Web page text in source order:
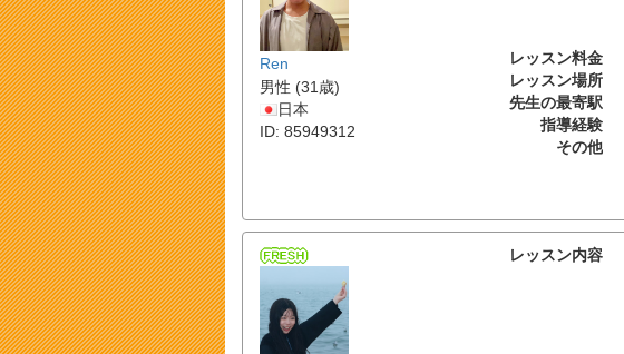
Ren
男性 (31歳)
日本
ID: 85949312
レッスン料金
レッスン場所
先生の最寄駅
指導経験
その他
レッスン内容